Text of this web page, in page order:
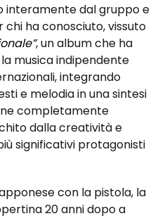
interamente dal gruppo e
chi ha conosciuto, vissuto
, un album che ha
musica indipendente
integrando
e melodia in una sintesi
completamente
dalla creatività e
significativi protagonisti
con la pistola, la
20 anni dopo a